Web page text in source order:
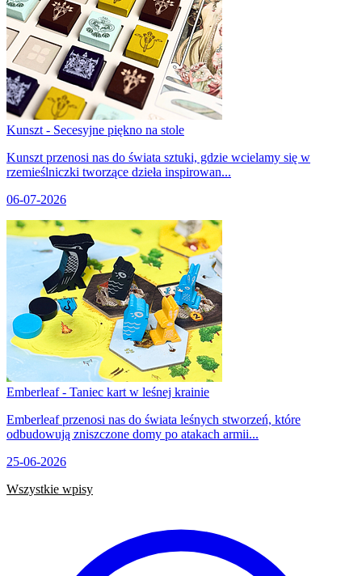
Kunszt - Secesyjne piękno na stole
Kunszt przenosi nas do świata sztuki, gdzie wcielamy się w
rzemieślniczki tworzące dzieła inspirowan...
06-07-2026
Emberleaf - Taniec kart w leśnej krainie
Emberleaf przenosi nas do świata leśnych stworzeń, które
odbudowują zniszczone domy po atakach armii...
25-06-2026
Wszystkie wpisy